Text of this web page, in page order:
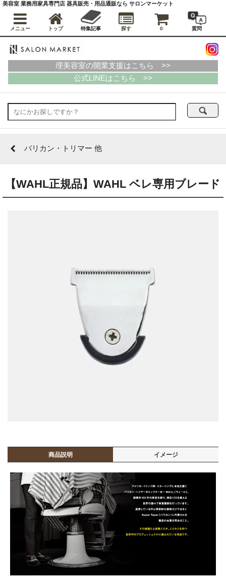
理美容室の開業支援はこちら >>
公式LINEはこちら >>
バリカン・トリマー 他
【WAHL正規品】WAHL ベレ専用ブレード
商品説明 イメージ
美容室 業務用家具専門店 器具販売・用品通販なら サロンマーケット
メニュー トップ 特集記事 探す 0 質問